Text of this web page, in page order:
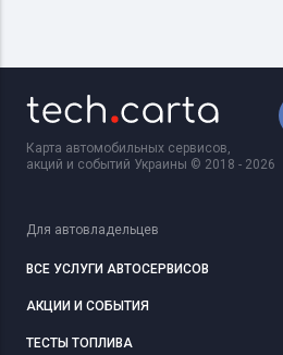
Карта автомобильных сервисов,
акций и событий Украины © 2018 - 2026
Для автовладельцев
ВСЕ УСЛУГИ АВТОСЕРВИСОВ
АКЦИИ И СОБЫТИЯ
ТЕСТЫ ТОПЛИВА